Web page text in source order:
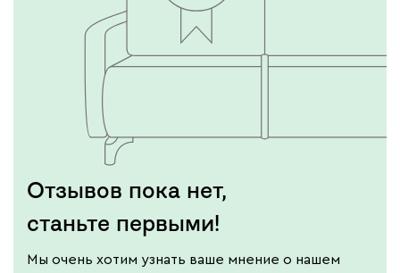
Отзывов пока нет,
станьте первыми!
Мы очень хотим узнать ваше мнение о нашем